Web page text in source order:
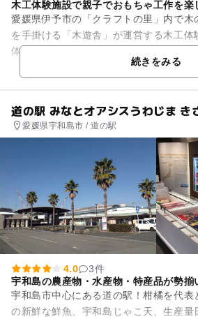
木工体験施設で親子でおもちゃ工作を楽
愛媛県伊予市の「クラフトの里」内で木
を手掛ける「木遊舎」が運営する木工体
体験できます！工作のラインナップはゴ
ト、ミニ木馬やマグネット...続きをみる
道の駅 みなとオアシスうわじま き
愛媛県宇和島市 / 道の駅
4.0
3件
宇和島の農産物・水産物・特産品が勢揃
宇和島市中心にある道の駅！柑橘を代表
の新鮮な鮮魚、宇和島じゃこ天、生産量